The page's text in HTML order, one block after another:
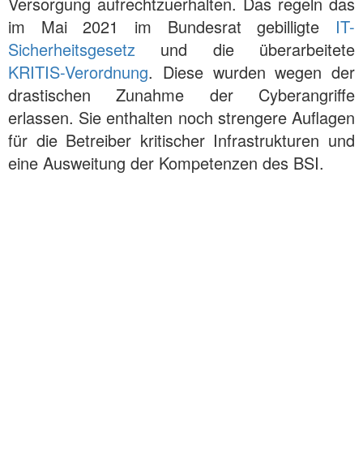
im Mai 2021 im Bundesrat gebilligte IT-
Sicherheitsgesetz und die überarbeitete
KRITIS-Verordnung. Diese wurden wegen der
drastischen Zunahme der Cyberangriffe
erlassen. Sie enthalten noch strengere Auflagen
für die Betreiber kritischer Infrastrukturen und
eine Ausweitung der Kompetenzen des BSI.